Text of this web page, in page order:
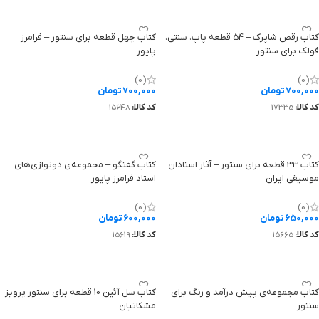
کتاب رقص شاپرک – 54 قطعه پاپ، سنتی،
فولک برای سنتور
Traditional, and Folk Pieces for
Santoor
(0)
700,000تومان
کد کالا:17335
کتاب چهل قطعه برای سنتور – فرامرز
پایور
Payvar
(0)
700,000تومان
کد کالا:15648
کتاب 33 قطعه برای سنتور – آثار استادان
موسیقی ایران
Works of Iranian Music Masters
(0)
650,000تومان
کد کالا:15665
کتاب گفتگو – مجموعه‌ی دونوازی‌های
استاد فرامرز پایور
Faramarz Payvar
(0)
600,000تومان
کد کالا: 15619
کتاب مجموعه‌ی پیش درآمد و رنگ برای
سنتور
کتاب سل آئین 10 قطعه برای سنتور پرویز
مشکاتیان